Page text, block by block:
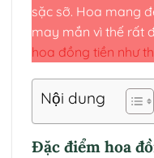
sặc sỡ. Hoa mang
may mắn vì thế rất
hoa đồng tiền như
Nội dung
Đặc điểm hoa